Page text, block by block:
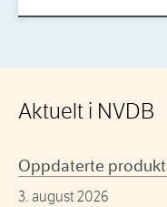
Aktuelt i NVDB
Oppdaterte
3. august 2026